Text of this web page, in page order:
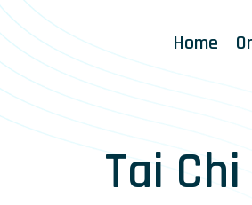
Home
Tai